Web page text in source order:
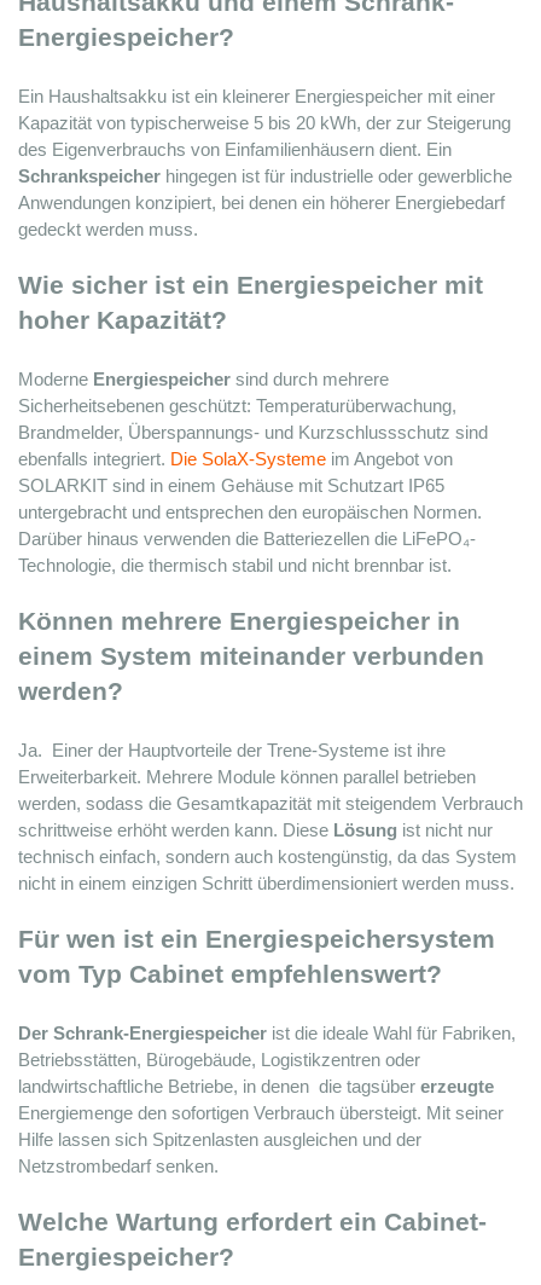
Energiespeicher?
Ein Haushaltsakku ist ein kleinerer Energiespeicher mit einer
Kapazität von typischerweise 5 bis 20 kWh, der zur Steigerung
Schrankspeicher hingegen ist für industrielle oder gewerbliche
Anwendungen konzipiert, bei denen ein höherer Energiebedarf
gedeckt werden muss.
Wie sicher ist ein Energiespeicher mit
hoher Kapazität?
Moderne Energiespeicher sind durch mehrere
Sicherheitsebenen geschützt: Temperaturüberwachung,
Brandmelder, Überspannungs- und Kurzschlussschutz sind
ebenfalls integriert. Die SolaX-Systeme im Angebot von
SOLARKIT sind in einem Gehäuse mit Schutzart IP65
untergebracht und entsprechen den europäischen Normen.
Darüber hinaus verwenden die Batteriezellen die LiFePO₄-
Technologie, die thermisch stabil und nicht brennbar ist.
Können mehrere Energiespeicher in
einem System miteinander verbunden
werden?
Ja.
Einer der Hauptvorteile der Trene-Systeme ist ihre
Erweiterbarkeit. Mehrere Module können parallel betrieben
werden, sodass die Gesamtkapazität mit steigendem Verbrauch
schrittweise erhöht werden kann. Diese Lösung ist nicht nur
technisch einfach, sondern auch kostengünstig, da das System
nicht in einem einzigen Schritt überdimensioniert werden muss.
Für wen ist ein Energiespeichersystem
vom Typ Cabinet empfehlenswert?
Der Schrank-Energiespeicher ist die ideale Wahl für Fabriken,
Betriebsstätten, Bürogebäude, Logistikzentren oder
landwirtschaftliche Betriebe, in denen die tagsüber erzeugte
Energiemenge den sofortigen Verbrauch übersteigt. Mit seiner
Hilfe lassen sich Spitzenlasten ausgleichen und der
Netzstrombedarf senken.
Welche Wartung erfordert ein Cabinet-
Energiespeicher?